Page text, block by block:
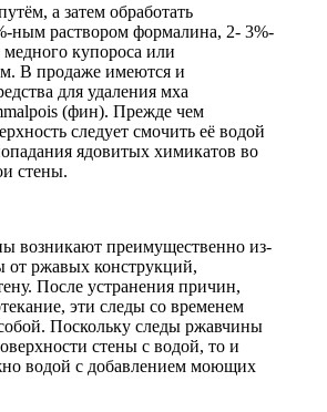
а затем обработать
ным раствором формалина, 2- 3%-
купороса или
В продаже имеются и
для удаления мха
(фин). Прежде чем
следует смочить её водой
ядовитых химикатов во
стены.
возникают преимущественно из-
от ржавых конструкций,
После устранения причин,
эти следы со временем
Поскольку следы ржавчины
стены с водой, то и
водой с добавлением моющих